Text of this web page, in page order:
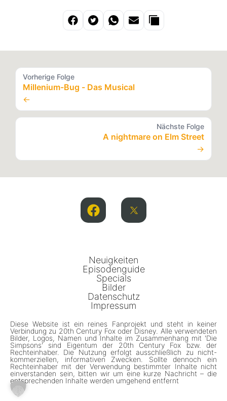
Vorherige Folge
Millenium-Bug - Das Musical
←
Nächste Folge
A nightmare on Elm Street
→
Neuigkeiten
Episodenguide
Specials
Bilder
Datenschutz
Impressum
Diese Website ist ein reines Fanprojekt und steht in keiner
Verbindung zu 20th Century Fox oder Disney. Alle verwendeten
Bilder, Logos, Namen und Inhalte im Zusammenhang mit 'Die
Simpsons' sind Eigentum der 20th Century Fox bzw. der
Rechteinhaber. Die Nutzung erfolgt ausschließlich zu nicht-
kommerziellen, informativen Zwecken. Sollte dennoch ein
Rechteinhaber mit der Verwendung bestimmter Inhalte nicht
einverstanden sein, bitten wir um eine kurze Nachricht – die
entsprechenden Inhalte werden umgehend entfernt